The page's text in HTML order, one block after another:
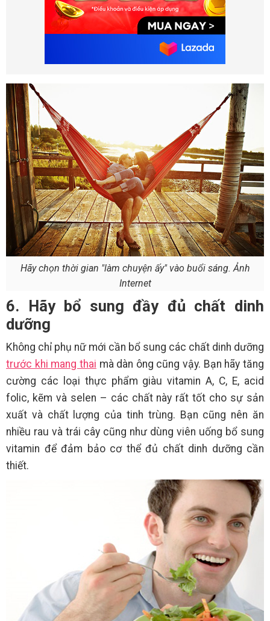
Hãy chọn thời gian "làm chuyện ấy" vào buổi sáng. Ảnh
Internet
6. Hãy bổ sung đầy đủ chất dinh
dưỡng
Không chỉ phụ nữ mới cần bổ sung các chất dinh dưỡng
trước khi mang thai mà dàn ông cũng vậy. Bạn hãy tăng
cường các loại thực phẩm giàu vitamin A, C, E, acid
folic, kẽm và selen – các chất này rất tốt cho sự sản
xuất và chất lượng của tinh trùng. Bạn cũng nên ăn
nhiều rau và trái cây cũng như dùng viên uống bổ sung
vitamin để đảm bảo cơ thể đủ chất dinh dưỡng cần
thiết.